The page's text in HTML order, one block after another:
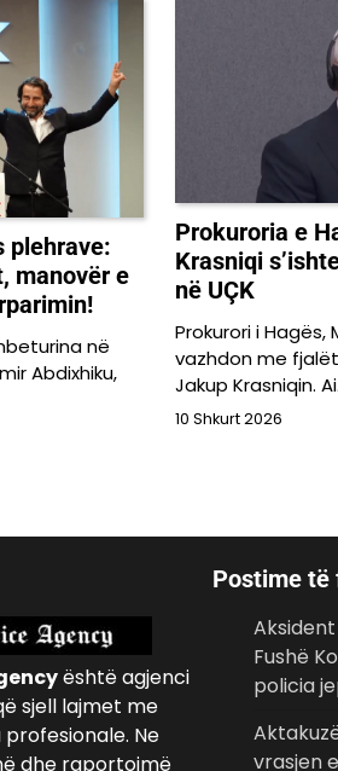
plehrave:
manovër e
në
Abdixhiku,
Prokuroria e
Krasniqi
në UÇK
Prokurori i
vazhdon me
Jakup Krasniqin.
10 Shkurt 2026
është agjenci
sjell lajmet me
Ne
dhe raportojmë
Postime të
Fushë
policia
vrasjen